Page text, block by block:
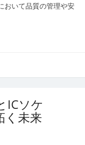
おいて品質の管理や安
ICソケ
く未来